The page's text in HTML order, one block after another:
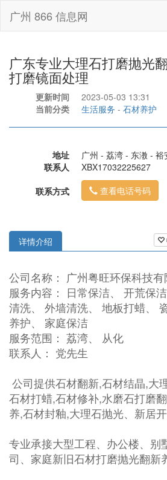
广州 866 信息网
广东专业大理石打磨抛光
打磨镜面处理
更新时间
2023-05-03 13:31
当前分类
生活服务 - 石材养护
地址
广州 - 荔湾 - 东漖 - 裕
联系人
XBX17032225627
联系方式
查看电话号码
详情介绍
公司名称： 广州粤旺环保科技有
服务内容： 日常保洁、 开荒保
清洗、 外墙清洗、 地板打蜡、
养护、 家庭保洁
服务范围： 荔湾、 从化
联系人： 党先生
公司提供石材翻新,石材结晶,大
石材打蜡,石材修补,水磨石打磨
养,石材封釉,大理石抛光、新居开
专业承接大型工程、办公楼、别
司、家庭新旧石材打磨抛光翻新